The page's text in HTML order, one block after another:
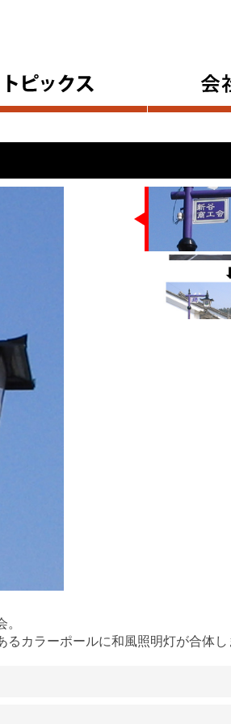
カラーポールに和風照明灯が合体し